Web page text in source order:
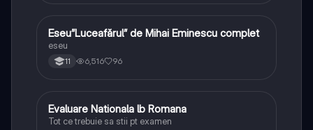
Limba și literatura română
Eseu”Luceafărul” de Mihai Eminescu complet
eseu
11 6,516 96
Limba și literatura română
Evaluare Nationala lb Romana
Tot ce trebuie sa stii pt examen